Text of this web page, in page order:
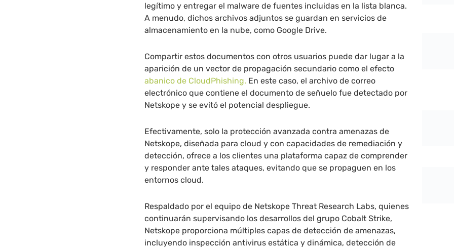
legítimo y entregar el malware de fuentes incluidas en la lista blanca.
A menudo, dichos archivos adjuntos se guardan en servicios de
almacenamiento en la nube, como Google Drive.
Compartir estos documentos con otros usuarios puede dar lugar a la
aparición de un vector de propagación secundario como el efecto
abanico de CloudPhishing. En este caso, el archivo de correo
electrónico que contiene el documento de señuelo fue detectado por
Netskope y se evitó el potencial despliegue.
Efectivamente, solo la protección avanzada contra amenazas de
Netskope, diseñada para cloud y con capacidades de remediación y
detección, ofrece a los clientes una plataforma capaz de comprender
y responder ante tales ataques, evitando que se propaguen en los
entornos cloud.
Respaldado por el equipo de Netskope Threat Research Labs, quienes
continuarán supervisando los desarrollos del grupo Cobalt Strike,
Netskope proporciona múltiples capas de detección de amenazas,
incluyendo inspección antivirus estática y dinámica, detección de